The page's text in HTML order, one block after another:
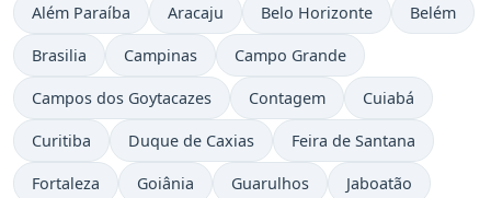
Hora actual en
Além Paraíba Hora actual en
Aracaju Hora actual en
Belo Horizonte Hora
Belém
Hora actual en
Brasilia Hora actual en
Campinas Hora actual en
Campo Grande
Hora actual en
Campos dos Goytacazes Hora actual en
Contagem Hora actual en
Cuiabá
Hora actual en
Curitiba Hora actual en
Duque de Caxias Hora actual en
Feira de Santana
Hora actual en
Fortaleza Hora actual en
Goiânia Hora actual en
Guarulhos Hora actual en
Jaboatão